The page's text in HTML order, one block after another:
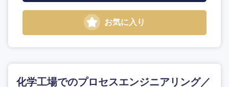
お気に入り
化学工場でのプロセスエンジニアリング／